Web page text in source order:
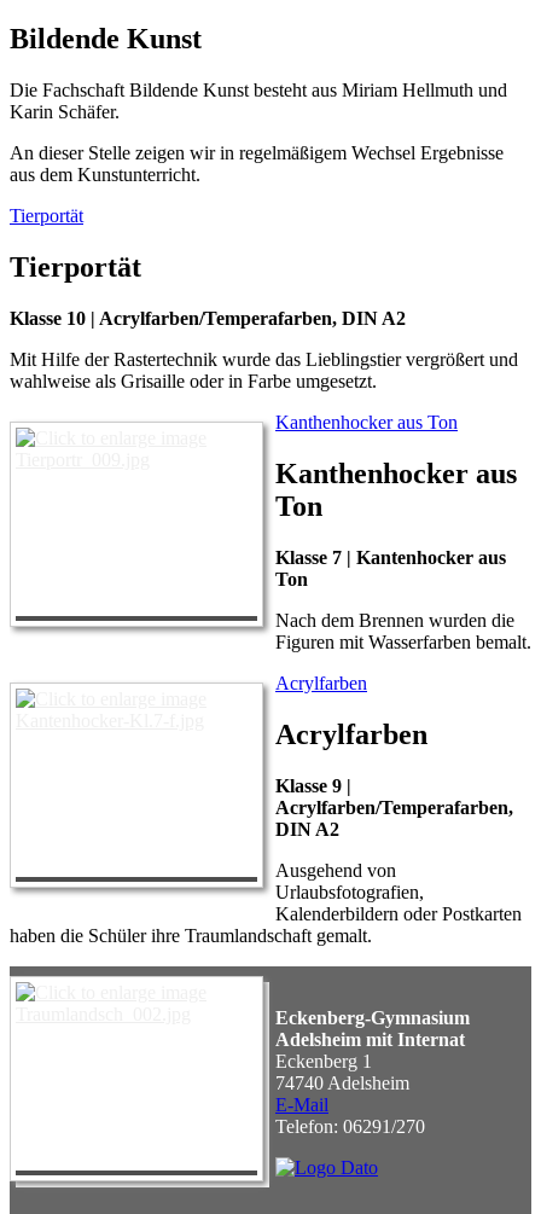
Bildende Kunst
Die Fachschaft Bildende Kunst besteht aus Miriam Hellmuth und
Karin Schäfer.
An dieser Stelle zeigen wir in regelmäßigem Wechsel Ergebnisse
aus dem Kunstunterricht.
Tierportät
Tierportät
Klasse 10 | Acrylfarben/Temperafarben, DIN A2
Mit Hilfe der Rastertechnik wurde das Lieblingstier vergrößert und
wahlweise als Grisaille oder in Farbe umgesetzt.
Kanthenhocker aus Ton
Kanthenhocker aus
Ton
Klasse 7 | Kantenhocker aus
Ton
Nach dem Brennen wurden die
Figuren mit Wasserfarben bemalt.
Acrylfarben
Acrylfarben
Klasse 9 |
Acrylfarben/Temperafarben,
DIN A2
Ausgehend von
Urlaubsfotografien,
Kalenderbildern oder Postkarten
haben die Schüler ihre Traumlandschaft gemalt.
Eckenberg-Gymnasium
Adelsheim mit Internat
Eckenberg 1
74740 Adelsheim
E-Mail
Telefon: 06291/270